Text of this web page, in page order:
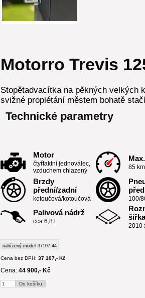
Motorro Trevis
Stopětadvacítka na pěkných velkých
svižné proplétání městem bohatě
Technické parametry
Motor
čtyřtaktní jednoválec,
vzduchem chlazený
85
Brzdy
přední/zadní
kotoučová/kotoučová 100/
Palivová nádrž
cca 6,8 l
2010
nabízený model 37107.44
Cena bez DPH: 37 107,- Kč
Cena: 44 900,- Kč